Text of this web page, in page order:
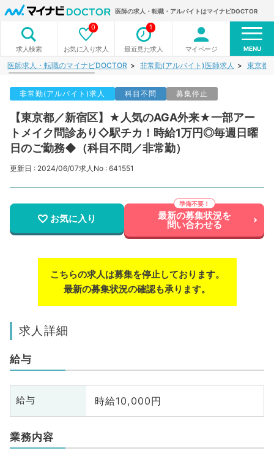
医師の求人・転職・アルバイトはマイナビDOCTOR
求人検索 お気に入り求人
0
最近見た求人
1
マイページ MENU
医師求人・転職のマイナビDOCTOR 非常勤(アルバイト)医師求人 東京都
非常勤(アルバイト)求人 科目不問 募集停止
【東京都／新宿区】★人気のAGA外来★一部アー
トメイク問診あり◇駅チカ！時給1万円◎毎週日曜
日のご勤務◆（科目不問／非常勤）
更新日 : 2024/06/07求人No : 641551
お気に入り 最新の募集状況を
問い合わせる
こちらの求人は募集を停止しております。
最新の募集状況の確認も承ります。
求人詳細
給与
給与 時給10,000円
業務内容